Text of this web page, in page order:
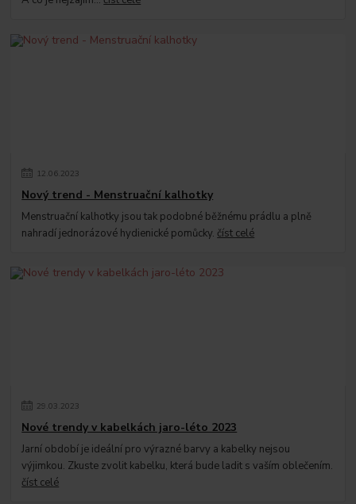
12.06.2023
Nový trend - Menstruační kalhotky
Menstruační kalhotky jsou tak podobné běžnému prádlu a plně
nahradí jednorázové hydienické pomůcky. číst celé
29.03.2023
Nové trendy v kabelkách jaro-léto 2023
Jarní období je ideální pro výrazné barvy a kabelky nejsou
výjimkou. Zkuste zvolit kabelku, která bude ladit s vaším oblečením.
číst celé